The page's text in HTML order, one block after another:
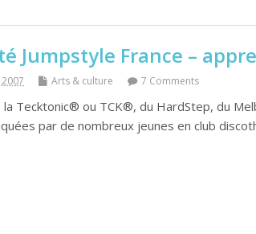
Jumpstyle France –
Arts & culture 7 Comments
Tecktonic® ou TCK®, du HardStep, du
par de nombreux jeunes en club